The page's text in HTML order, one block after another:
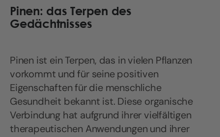
Pinen: das Terpen des
Gedächtnisses
Pinen ist ein Terpen, das in vielen Pflanzen
vorkommt und für seine positiven
Eigenschaften für die menschliche
Gesundheit bekannt ist. Diese organische
Verbindung hat aufgrund ihrer vielfältigen
therapeutischen Anwendungen und ihrer